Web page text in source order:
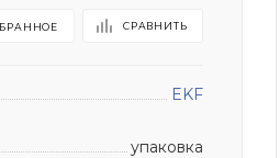
СРАВНИТЬ
EKF
упаковка